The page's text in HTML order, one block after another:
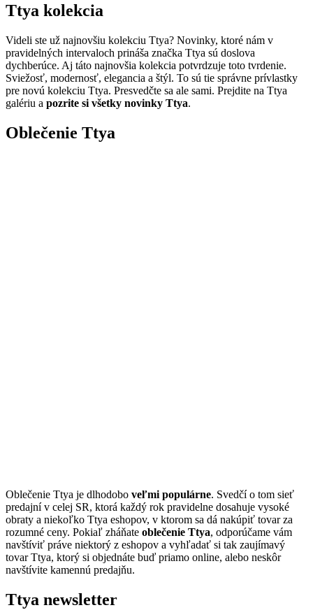
Ttya kolekcia
Videli ste už najnovšiu kolekciu Ttya? Novinky, ktoré nám v
pravidelných intervaloch prináša značka Ttya sú doslova
dychberúce. Aj táto najnovšia kolekcia potvrdzuje toto tvrdenie.
Sviežosť, modernosť, elegancia a štýl. To sú tie správne prívlastky
pre novú kolekciu Ttya. Presvedčte sa ale sami. Prejdite na Ttya
galériu a pozrite si všetky novinky Ttya.
Oblečenie Ttya
Oblečenie Ttya je dlhodobo veľmi populárne. Svedčí o tom sieť
predajní v celej SR, ktorá každý rok pravidelne dosahuje vysoké
obraty a niekoľko Ttya eshopov, v ktorom sa dá nakúpiť tovar za
rozumné ceny. Pokiaľ zháňate oblečenie Ttya, odporúčame vám
navštíviť práve niektorý z eshopov a vyhľadať si tak zaujímavý
tovar Ttya, ktorý si objednáte buď priamo online, alebo neskôr
navštívite kamennú predajňu.
Ttya newsletter